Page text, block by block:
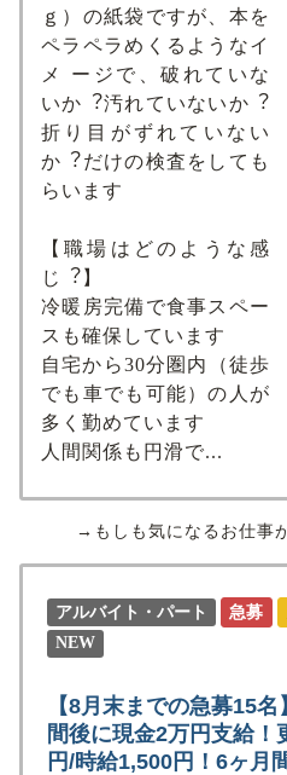
ｇ）の紙袋ですが、本を
ペラペラめくるようなイ
メ ージで、破れていな
いか︖汚れていないか︖
折り⽬がずれていない
か︖だけの検査をしても
らいます
【職場はどのような感
じ︖】
冷暖房完備で⾷事スペー
スも確保しています
⾃宅から30分圏内（徒歩
でも⾞でも可能）の⼈が
多く勤めています
⼈間関係も円滑で...
→もしも気になるお仕事
アルバイト・パート 急募
NEW
【8月末までの急募15
間後に現金2万円支給！
円/時給1,500円！6ヶ月